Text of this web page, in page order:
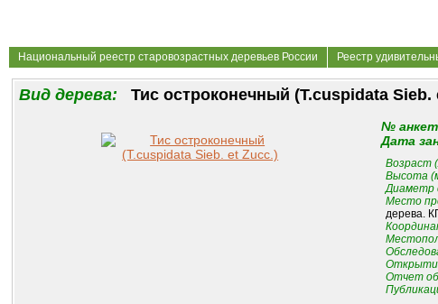
Национальный реестр старовозрастных деревьев России Реестр
Вид дерева: Тис остроконечный (T.cuspidata Sieb.
№
Дата
Возраст
Высота
Диаметр
Место
дерева.
Отчет об